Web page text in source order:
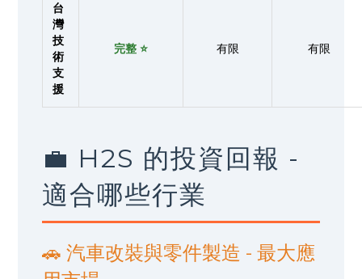
台
灣
技
術
支
援
完整 ⭐ 有限 有限
💼 H2S 的投資回報 -
適合哪些行業
🚗 汽車改裝與零件製造 - 最大應